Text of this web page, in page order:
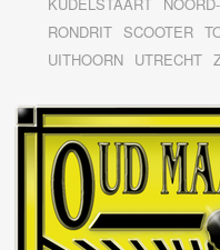
KUDELSTAART
RONDRIT SCOOTER
UITHOORN UTRECHT